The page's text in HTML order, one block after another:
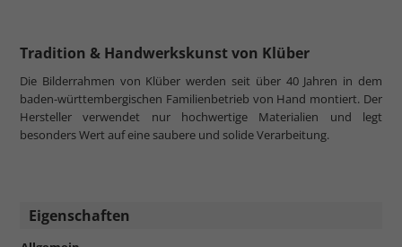
Tradition & Handwerkskunst von Klüber
Die Bilderrahmen von Klüber werden seit über 40 Jahren in dem
baden-württembergischen Familienbetrieb von Hand montiert. Der
Hersteller verwendet nur hochwertige Materialien und legt
besonders Wert auf eine saubere und solide Verarbeitung.
Eigenschaften